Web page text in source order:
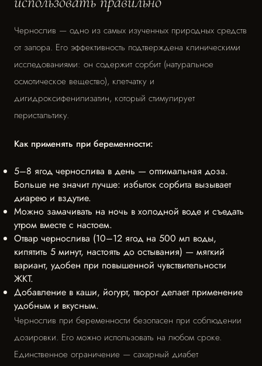
Чернослив — одно из самых изученных природных средств
от запора. Его эффективность подтверждена клиническими
исследованиями: он содержит сорбит (натуральное
осмотическое вещество), клетчатку и
дигидроксифенилизатин, который стимулирует
перистальтику.
Как применять при беременности:
5–8 ягод чернослива в день — оптимальная доза.
Больше не значит лучше: избыток сорбита вызывает
диарею и вздутие.
Можно замачивать на ночь в холодной воде и съедать
утром вместе с настоем.
Отвар чернослива (10–12 ягод на 500 мл воды,
кипятить 5 минут, настоять до остывания) — мягкий
вариант, удобен при повышенной чувствительности
ЖКТ.
Добавление в каши, йогурт, творог делает применение
удобным и вкусным.
Чернослив при беременности безопасен при соблюдении
дозировки. Его можно использовать на любом сроке.
Единственное ограничение — сахарный диабет